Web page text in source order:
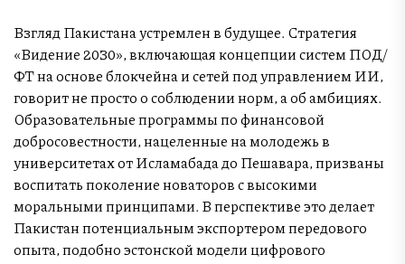
Взгляд Пакистана устремлен в будущее. Стратегия
«Видение 2030», включающая концепции систем ПОД/
ФТ на основе блокчейна и сетей под управлением ИИ,
говорит не просто о соблюдении норм, а об амбициях.
Образовательные программы по финансовой
добросовестности, нацеленные на молодежь в
университетах от Исламабада до Пешавара, призваны
воспитать поколение новаторов с высокими
моральными принципами. В перспективе это делает
Пакистан потенциальным экспортером передового
опыта, подобно эстонской модели цифрового